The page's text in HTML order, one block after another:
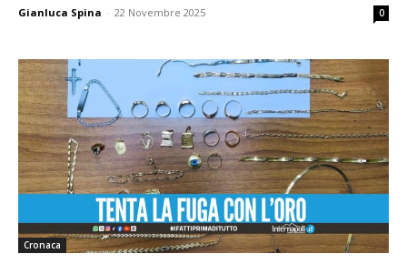
Gianluca Spina - 22 Novembre 2025 0
Cronaca